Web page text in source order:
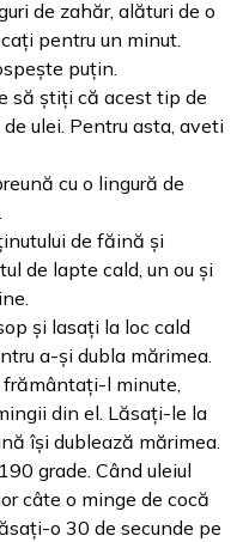
de zahăr, alături de o
pentru un minut.
puțin.
să știți că acest tip de
ulei. Pentru asta, aveti
cu o lingură de
de făină și
de lapte cald, un ou și
și lasați la loc cald
a-și dubla mărimea.
frământați-l minute,
din el. Lăsați-le la
își dublează mărimea.
grade. Când uleiul
câte o minge de cocă
o 30 de secunde pe